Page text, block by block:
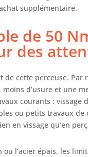
les conditions
supplémentaire.
de 50
des
cette perceuse. Par
d’usure et une
courants : vissage
ou petits travaux de
en vissage qu’en
l’acier épais, les